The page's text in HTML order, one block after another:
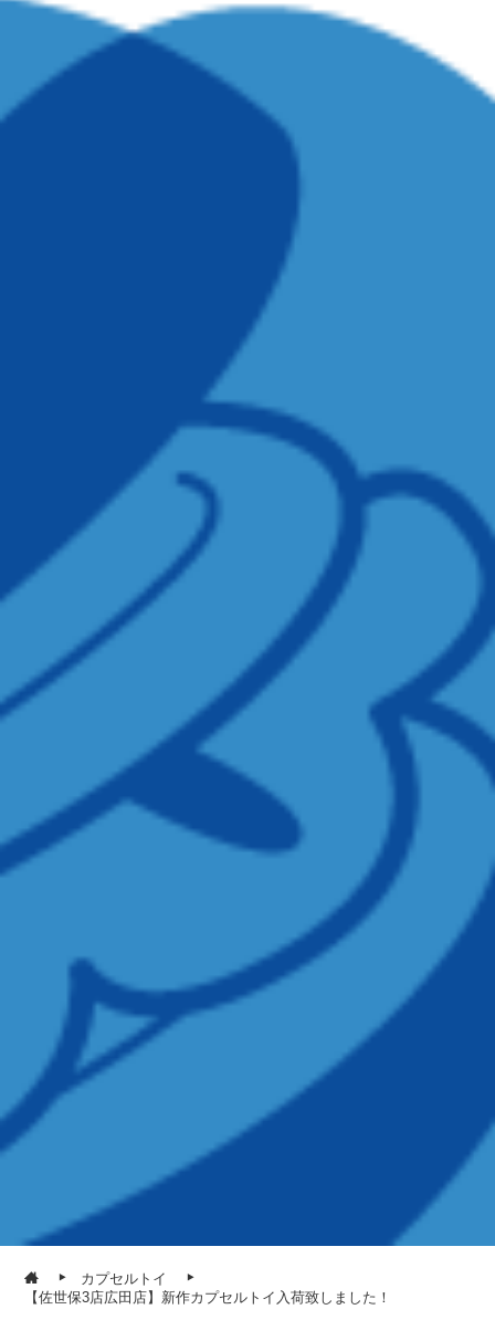
カプセルトイ
【佐世保3店広田店】新作カプセルトイ入荷致しました！